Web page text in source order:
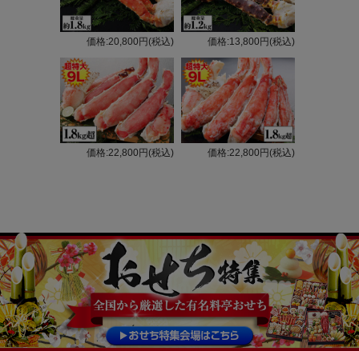
価格:20,800円(税込) 価格:13,800円(税込)
価格:22,800円(税込) 価格:22,800円(税込)